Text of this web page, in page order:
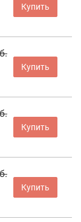
Купить
Купить
Купить
Купить